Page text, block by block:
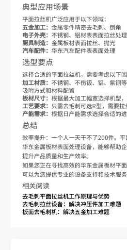
典型应用场景
平面拉丝机广泛应用于以下领域：
五金加工：金属零件精密去毛刺、倒角
电子外壳：不锈钢、铝材表表面拉丝处理
厨具制造：金属板材表面拉丝、抛光
汽车配件：华东汽车配件表表面处理
选型要点
选择合适的平面拉丝机，需要考虑以下因
加工材质：不锈钢、不伤钣、铝、紫铜
吸附方式和材料配置
板材尺寸：根据最大加工幅宽选择机型
工艺要求： 只需去毛刺可选R型，需要
产能需求：根据日产能需求选择合适的
总结
效率提升：一个人一天干不了200件。
华东金属板材表面处理设备，能够帮助
提升产品质量和生产效率。
如果您正在寻找高效的华东金属板材平
可以为您提供专业的设备支持和技术服务
相关阅读
去毛刺平面拉丝机工作原理与优势
去毛刺拉丝设备：解决冲压件加工难题
板面去毛刺机：解决五金加工难题